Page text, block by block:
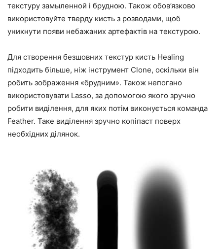
текстуру замыленной і брудною. Також обов’язково
використовуйте тверду кисть з розводами, щоб
уникнути появи небажаних артефактів на текстурою.
Для створення безшовних текстур кисть Healing
підходить більше, ніж інструмент Clone, оскільки він
робить зображення «брудним». Також непогано
використовувати Lasso, за допомогою якого зручно
робити виділення, для яких потім виконується команда
Feather. Таке виділення зручно копіпаст поверх
необхідних ділянок.